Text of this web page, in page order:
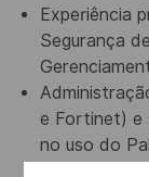
Experiência
Segurança
e Fortinet) e
no uso do